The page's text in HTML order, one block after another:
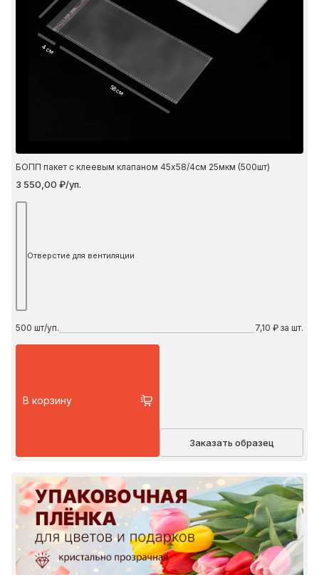
4 см
58 см
БОПП пакет с клеевым клапаном 45х58/4см 25мкм (500шт)
3 550,00 ₽/уп.
Отверстие для вентиляции
500 шт/уп. 7,10 ₽ за шт.
В корзину
Заказать образец